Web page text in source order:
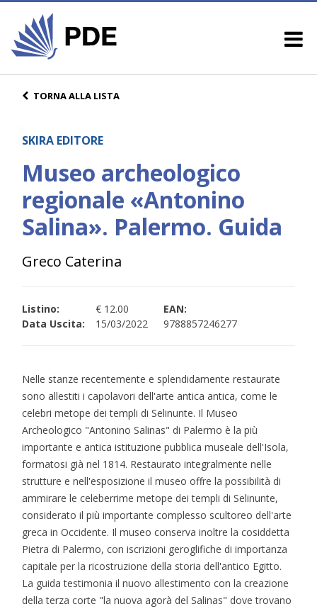
TORNA ALLA LISTA
SKIRA EDITORE
Museo archeologico
regionale «Antonino
Salina». Palermo. Guida
Greco Caterina
Listino:
€ 12.00
Data Uscita:
15/03/2022
EAN:
9788857246277
Nelle stanze recentemente e splendidamente restaurate
sono allestiti i capolavori dell'arte antica antica, come le
celebri metope dei templi di Selinunte. Il Museo
Archeologico "Antonino Salinas" di Palermo è la più
importante e antica istituzione pubblica museale dell'Isola,
formatosi già nel 1814. Restaurato integralmente nelle
strutture e nell'esposizione il museo offre la possibilità di
ammirare le celeberrime metope dei templi di Selinunte,
considerato il più importante complesso scultoreo dell'arte
greca in Occidente. Il museo conserva inoltre la cosiddetta
Pietra di Palermo, con iscrizioni geroglifiche di importanza
capitale per la ricostruzione della storia dell'antico Egitto.
La guida testimonia il nuovo allestimento con la creazione
della terza corte "la nuova agorà del Salinas" dove trovano